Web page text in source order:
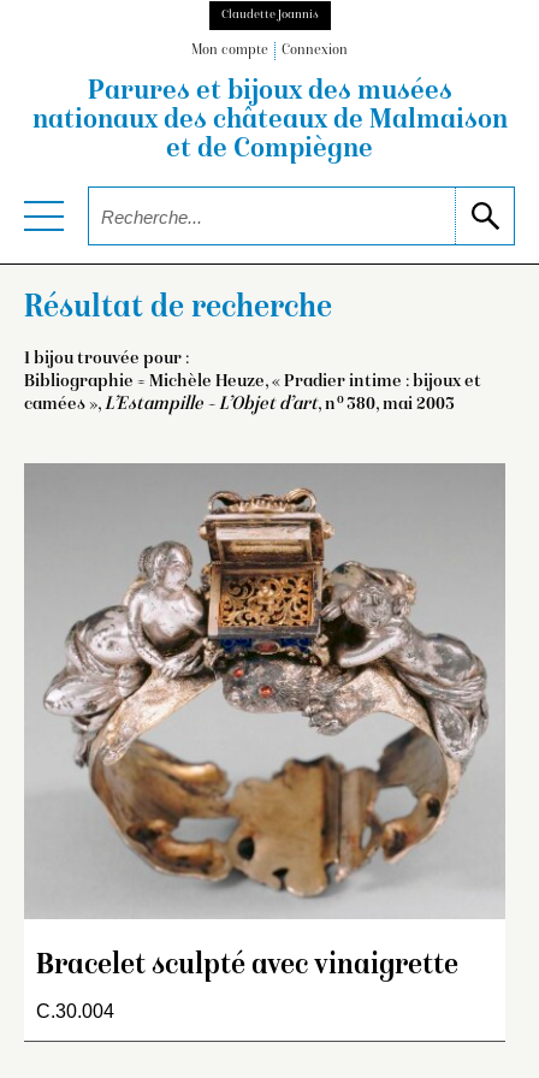
Claudette Joannis
Mon compte Connexion
Parures et bijoux des musées
nationauxdes châteaux de Malmaison
et de Compiègne
Résultat de recherche
1 bijou trouvée pour :
Bibliographie = Michèle Heuze, « Pradier intime : bijoux et
camées »,L’Estampille – L’Objet d’art, no380, mai 2003
Bracelet sculpté avec vinaigrette
C.30.004